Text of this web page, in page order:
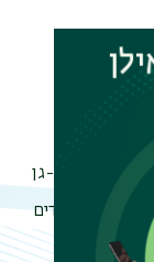
עיריית רמת-גן
לילדים